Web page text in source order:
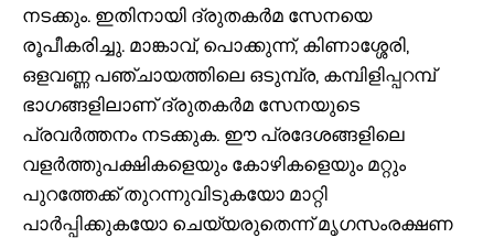
നടക്കും. ഇതിനായി ദ്രുതകര്‍മ സേനയെ
രൂപീകരിച്ചു. മാങ്കാവ്, പൊക്കുന്ന്, കിണാശ്ശേരി,
ഒളവണ്ണ പഞ്ചായത്തിലെ ഒടുമ്പ്ര, കമ്പിളിപ്പറമ്പ്
ഭാഗങ്ങളിലാണ് ദ്രുതകര്‍മ സേനയുടെ
പ്രവര്‍ത്തനം നടക്കുക. ഈ പ്രദേശങ്ങളിലെ
വളര്‍ത്തുപക്ഷികളെയും കോഴികളെയും മറ്റും
പുറത്തേക്ക് തുറന്നുവിടുകയോ മാറ്റി
പാര്‍പ്പിക്കുകയോ ചെയ്യരുതെന്ന് മൃഗസംരക്ഷണ